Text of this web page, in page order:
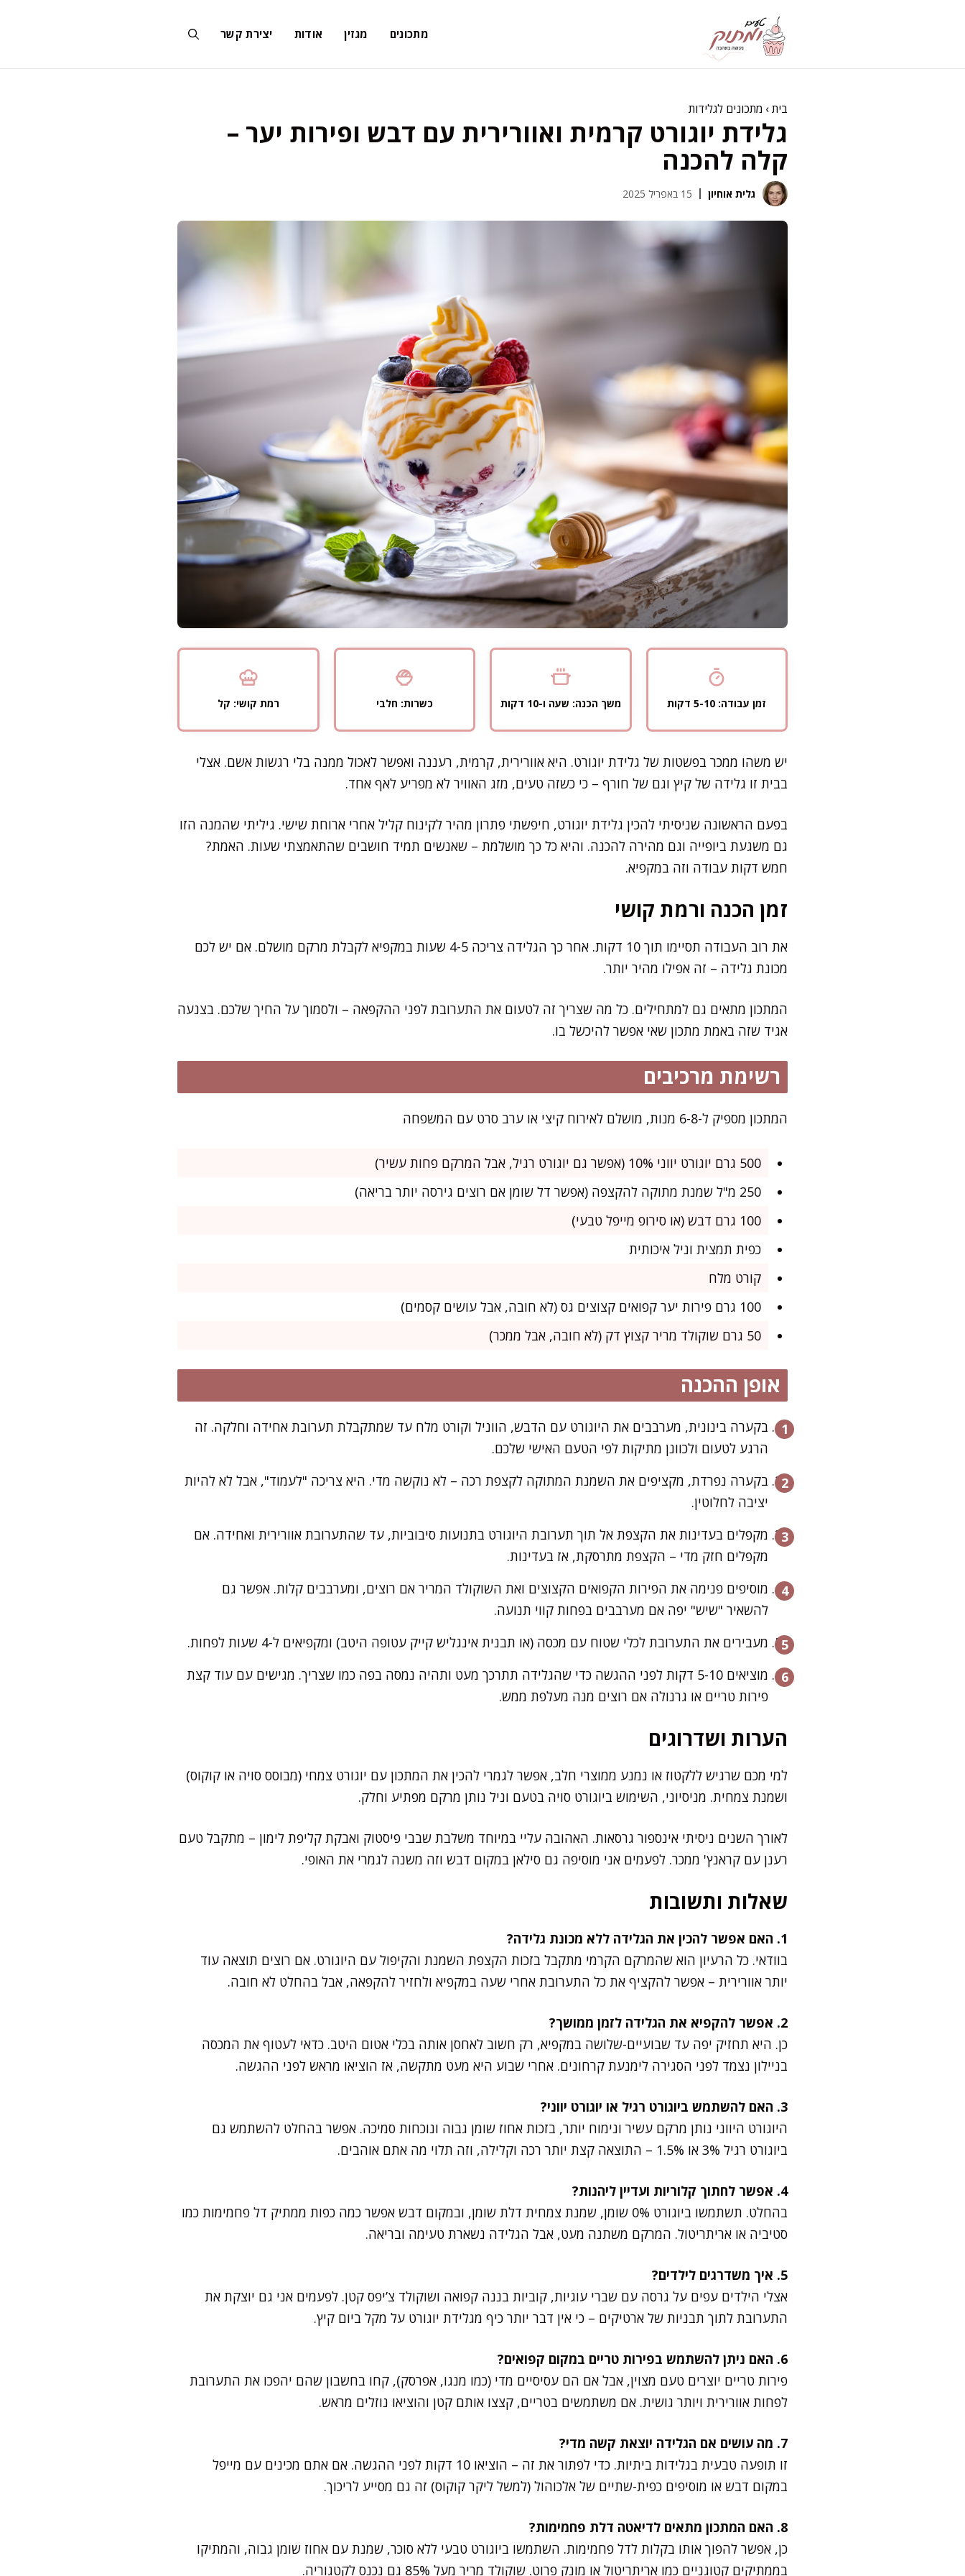
מתכונים מגזין אודות יצירת קשר
בית› מתכונים לגלידות
גלידת יוגורט קרמית ואוורירית עם דבש ופירות יער –
קלה להכנה
גלית אוחיון 15 באפריל 2025
זמן עבודה: 5-10 דקות משך הכנה: שעה ו-10 דקות כשרות: חלבי רמת קושי: קל
יש משהו ממכר בפשטות של גלידת יוגורט. היא אוורירית, קרמית, רעננה ואפשר לאכול ממנה בלי רגשות אשם. אצלי
בבית זו גלידה של קיץ וגם של חורף – כי כשזה טעים, מזג האוויר לא מפריע לאף אחד.
בפעם הראשונה שניסיתי להכין גלידת יוגורט, חיפשתי פתרון מהיר לקינוח קליל אחרי ארוחת שישי. גיליתי שהמנה הזו
גם משגעת ביופייה וגם מהירה להכנה. והיא כל כך מושלמת – שאנשים תמיד חושבים שהתאמצתי שעות. האמת?
חמש דקות עבודה וזה במקפיא.
זמן הכנה ורמת קושי
את רוב העבודה תסיימו תוך 10 דקות. אחר כך הגלידה צריכה 4-5 שעות במקפיא לקבלת מרקם מושלם. אם יש לכם
מכונת גלידה – זה אפילו מהיר יותר.
המתכון מתאים גם למתחילים. כל מה שצריך זה לטעום את התערובת לפני ההקפאה – ולסמוך על החיך שלכם. בצנעה
אגיד שזה באמת מתכון שאי אפשר להיכשל בו.
רשימת מרכיבים
המתכון מספיק ל-6-8 מנות, מושלם לאירוח קיצי או ערב סרט עם המשפחה
500 גרם יוגורט יווני 10% (אפשר גם יוגורט רגיל, אבל המרקם פחות עשיר)
250 מ"ל שמנת מתוקה להקצפה (אפשר דל שומן אם רוצים גירסה יותר בריאה)
100 גרם דבש (או סירופ מייפל טבעי)
כפית תמצית וניל איכותית
קורט מלח
100 גרם פירות יער קפואים קצוצים גס (לא חובה, אבל עושים קסמים)
50 גרם שוקולד מריר קצוץ דק (לא חובה, אבל ממכר)
אופן ההכנה
בקערה בינונית, מערבבים את היוגורט עם הדבש, הווניל וקורט מלח עד שמתקבלת תערובת אחידה וחלקה. זה
הרגע לטעום ולכוונן מתיקות לפי הטעם האישי שלכם.
בקערה נפרדת, מקציפים את השמנת המתוקה לקצפת רכה – לא נוקשה מדי. היא צריכה "לעמוד", אבל לא להיות
יציבה לחלוטין.
מקפלים בעדינות את הקצפת אל תוך תערובת היוגורט בתנועות סיבוביות, עד שהתערובת אוורירית ואחידה. אם
מקפלים חזק מדי – הקצפת מתרסקת, אז בעדינות.
מוסיפים פנימה את הפירות הקפואים הקצוצים ואת השוקולד המריר אם רוצים, ומערבבים קלות. אפשר גם
להשאיר "שיש" יפה אם מערבבים בפחות קווי תנועה.
מעבירים את התערובת לכלי שטוח עם מכסה (או תבנית אינגליש קייק עטופה היטב) ומקפיאים ל-4 שעות לפחות.
מוציאים 5-10 דקות לפני ההגשה כדי שהגלידה תתרכך מעט ותהיה נמסה בפה כמו שצריך. מגישים עם עוד קצת
פירות טריים או גרנולה אם רוצים מנה מעלפת ממש.
הערות ושדרוגים
למי מכם שרגיש ללקטוז או נמנע ממוצרי חלב, אפשר לגמרי להכין את המתכון עם יוגורט צמחי (מבוסס סויה או קוקוס)
ושמנת צמחית. מניסיוני, השימוש ביוגורט סויה בטעם וניל נותן מרקם מפתיע וחלק.
לאורך השנים ניסיתי אינספור גרסאות. האהובה עליי במיוחד משלבת שבבי פיסטוק ואבקת קליפת לימון – מתקבל טעם
רענן עם קראנץ' ממכר. לפעמים אני מוסיפה גם סילאן במקום דבש וזה משנה לגמרי את האופי.
שאלות ותשובות
1. האם אפשר להכין את הגלידה ללא מכונת גלידה?
בוודאי. כל הרעיון הוא שהמרקם הקרמי מתקבל בזכות הקצפת השמנת והקיפול עם היוגורט. אם רוצים תוצאה עוד
יותר אוורירית – אפשר להקציף את כל התערובת אחרי שעה במקפיא ולחזיר להקפאה, אבל בהחלט לא חובה.
2. אפשר להקפיא את הגלידה לזמן ממושך?
כן. היא תחזיק יפה עד שבועיים-שלושה במקפיא, רק חשוב לאחסן אותה בכלי אטום היטב. כדאי לעטוף את המכסה
בניילון נצמד לפני הסגירה לימנעת קרחונים. אחרי שבוע היא מעט מתקשה, אז הוציאו מראש לפני ההגשה.
3. האם להשתמש ביוגורט רגיל או יוגורט יווני?
היוגורט היווני נותן מרקם עשיר ונימוח יותר, בזכות אחוז שומן גבוה ונוכחות סמיכה. אפשר בהחלט להשתמש גם
ביוגורט רגיל 3% או 1.5% – התוצאה קצת יותר רכה וקלילה, וזה תלוי מה אתם אוהבים.
4. אפשר לחתוך קלוריות ועדיין ליהנות?
בהחלט. תשתמשו ביוגורט 0% שומן, שמנת צמחית דלת שומן, ובמקום דבש אפשר כמה כפות ממתיק דל פחמימות כמו
סטיביה או אריתריטול. המרקם משתנה מעט, אבל הגלידה נשארת טעימה ובריאה.
5. איך משדרגים לילדים?
אצלי הילדים עפים על גרסה עם שברי עוגיות, קוביות בננה קפואה ושוקולד צ’יפס קטן. לפעמים אני גם יוצקת את
התערובת לתוך תבניות של ארטיקים – כי אין דבר יותר כיף מגלידת יוגורט על מקל ביום קיץ.
6. האם ניתן להשתמש בפירות טריים במקום קפואים?
פירות טריים יוצרים טעם מצוין, אבל אם הם עסיסיים מדי (כמו מנגו, אפרסק), קחו בחשבון שהם יהפכו את התערובת
לפחות אוורירית ויותר גושית. אם משתמשים בטריים, קצצו אותם קטן והוציאו נוזלים מראש.
7. מה עושים אם הגלידה יוצאת קשה מדי?
זו תופעה טבעית בגלידות ביתיות. כדי לפתור את זה – הוציאו 10 דקות לפני ההגשה. אם אתם מכינים עם מייפל
במקום דבש או מוסיפים כפית-שתיים של אלכוהול (למשל ליקר קוקוס) זה גם מסייע לריכוך.
8. האם המתכון מתאים לדיאטה דלת פחמימות?
כן, אפשר להפוך אותו בקלות לדל פחמימות. השתמשו ביוגורט טבעי ללא סוכר, שמנת עם אחוז שומן גבוה, והמתיקו
בממתיקים קטוגניים כמו אריתריטול או מונק פרוט. שוקולד מריר מעל 85% גם נכנס לקטגוריה.